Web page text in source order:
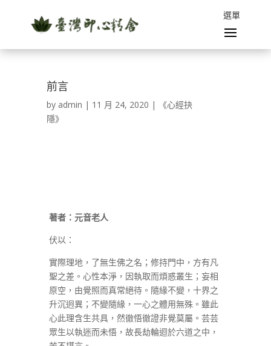
前言
by admin | 11 月 24, 2020 |
《心經抉
隱》
著者：元音老人
伏以：
實際理地，了無生佛之名；修持門中，方有凡
聖之差。心性本淨，因執取而煩惑叢生；妄相
原空，由覺照而真常絕待。隨緣不變，十界之
升沉迥異；不變隨緣，一心之體用無殊。雖此
心此理含生共具，然徹悟徹證非覺莫屬。芸芸
眾生以執迷而未悟，故長劫輪迴於六道之中，